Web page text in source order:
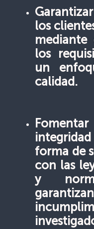
los
los
un
calidad.
forma de
con las
y